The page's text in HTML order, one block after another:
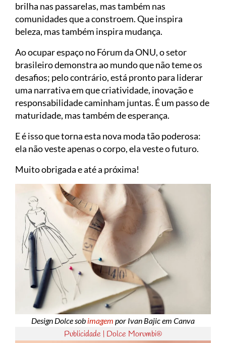
brilha nas passarelas, mas também nas
comunidades que a constroem. Que inspira
beleza, mas também inspira mudança.
Ao ocupar espaço no Fórum da ONU, o setor
brasileiro demonstra ao mundo que não teme os
desafios; pelo contrário, está pronto para liderar
uma narrativa em que criatividade, inovação e
responsabilidade caminham juntas. É um passo de
maturidade, mas também de esperança.
E é isso que torna esta nova moda tão poderosa:
ela não veste apenas o corpo, ela veste o futuro.
Muito obrigada e até a próxima!
Design Dolce sob imagem por Ivan Bajic em Canva
Publicidade | Dolce Morumbi®